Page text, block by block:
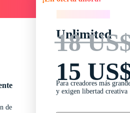
de
Unlimited
18
15
Para creadores más
y exigen libertad creativa